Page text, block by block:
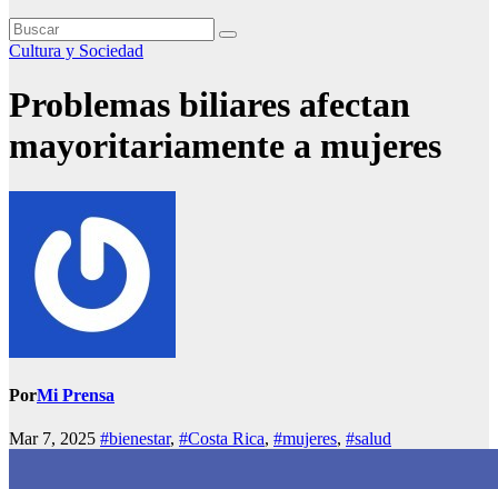
Cultura y Sociedad
Problemas biliares afectan
mayoritariamente a mujeres
PorMi Prensa
Mar 7, 2025 #bienestar, #Costa Rica, #mujeres, #salud